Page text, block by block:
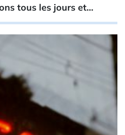
tous les jours et…